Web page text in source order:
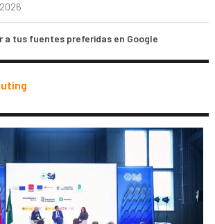
a tus fuentes preferidas en Google